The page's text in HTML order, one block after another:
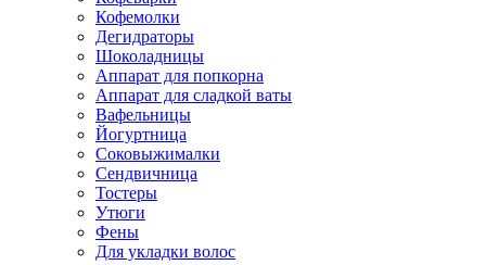
Кофемолки
Дегидраторы
Шоколадницы
Аппарат для попкорна
Аппарат для сладкой ваты
Вафельницы
Йогуртница
Соковыжималки
Сендвичница
Тостеры
Утюги
Фены
Для укладки волос